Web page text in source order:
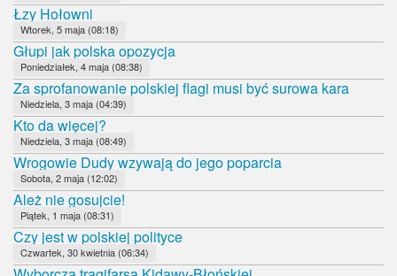
Łzy Hołowni
Wtorek, 5 maja (08:18)
Głupi jak polska opozycja
Poniedziałek, 4 maja (08:38)
Za sprofanowanie polskiej flagi musi być surowa kara
Niedziela, 3 maja (04:39)
Kto da więcej?
Niedziela, 3 maja (08:49)
Wrogowie Dudy wzywają do jego poparcia
Sobota, 2 maja (12:02)
Ależ nie gosujcie!
Piątek, 1 maja (08:31)
Czy jest w polskiej polityce
Czwartek, 30 kwietnia (06:34)